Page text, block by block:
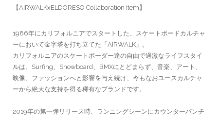
【AIRWALKxELDORESO Collaboration Item】
1986年にカリフォルニアでスタートした、スケートボードカルチャ
ーにおいて金字塔を打ち立てた「AIRWALK」。
カリフォルニアのスケートボーダー達の自由で過激なライフスタイ
ルは、Surfing、Snowboard、BMXにとどまらず、音楽、アート、
映像、ファッションへと影響を与え続け、今もなおユースカルチャ
ーから絶大な支持を得る稀有なブランドです。
2019年の第一弾リリース時、ランニングシーンにカウンターパンチ